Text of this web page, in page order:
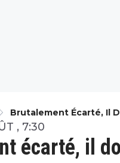
Brutalement Écarté, Il
écarté, il
, 7:30